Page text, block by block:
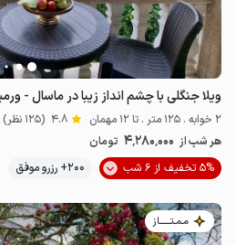
ویلا جنگلی با چشم انداز زیبا در ماسال -
2 خوابه . 125 متر . تا 12 مهمان 4.8 (125 نظر)
هر شب از 4٬280٬000 تومان
5% تخفیف از 6 شب
200+ رزرو موفق
مـمـتــــــاز